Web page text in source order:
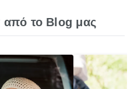
από το Blog μας